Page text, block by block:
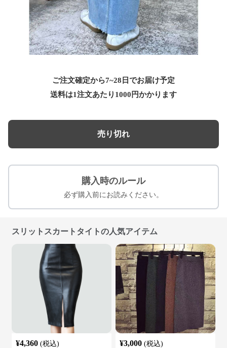
ご注文確定から7~28日でお届け予定
送料は1注文あたり 1000 円かかります
売り切れ
購入時のルール
必ず購入前にお読みください。
スリットスカートタイトの人気アイテム
¥4,360 (税込) ¥3,000 (税込)